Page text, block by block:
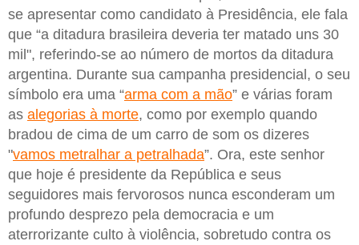
se apresentar como candidato à Presidência, ele fala
que “a ditadura brasileira deveria ter matado uns 30
mil", referindo-se ao número de mortos da ditadura
argentina. Durante sua campanha presidencial, o seu
símbolo era uma “arma com a mão” e várias foram
as alegorias à morte, como por exemplo quando
bradou de cima de um carro de som os dizeres
"vamos metralhar a petralhada”. Ora, este senhor
que hoje é presidente da República e seus
seguidores mais fervorosos nunca esconderam um
profundo desprezo pela democracia e um
aterrorizante culto à violência, sobretudo contra os